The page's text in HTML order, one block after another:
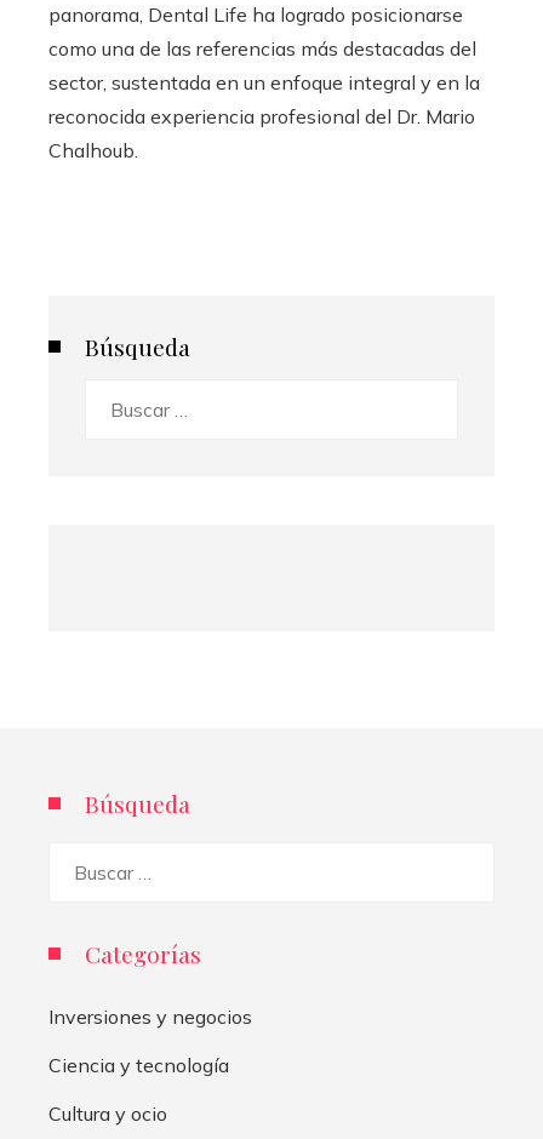
panorama, Dental Life ha logrado posicionarse
como una de las referencias más destacadas del
sector, sustentada en un enfoque integral y en la
reconocida experiencia profesional del Dr. Mario
Chalhoub.
Búsqueda
Búsqueda
Categorías
Inversiones y negocios
Ciencia y tecnología
Cultura y ocio